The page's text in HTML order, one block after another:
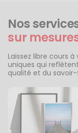
Nos
sur
Laissez libre cours
uniques qui
qualité et du savoir-